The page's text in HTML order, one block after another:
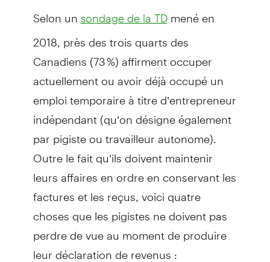
Selon un sondage de la TDmené en
2018, près des trois quarts des
Canadiens (73 %) affirment occuper
actuellement ou avoir déjà occupé un
emploi temporaire à titre d’entrepreneur
indépendant (qu’on désigne également
par pigiste ou travailleur autonome).
Outre le fait qu’ils doivent maintenir
leurs affaires en ordre en conservant les
factures et les reçus, voici quatre
choses que les pigistes ne doivent pas
perdre de vue au moment de produire
leur déclaration de revenus :